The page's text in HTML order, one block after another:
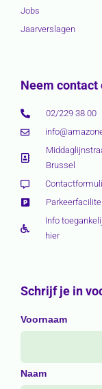
Jobs
Jaarverslagen
Neem contact
02/229 38 00
Brussel
Info
hier
Schrijf je in
Voornaam
Naam